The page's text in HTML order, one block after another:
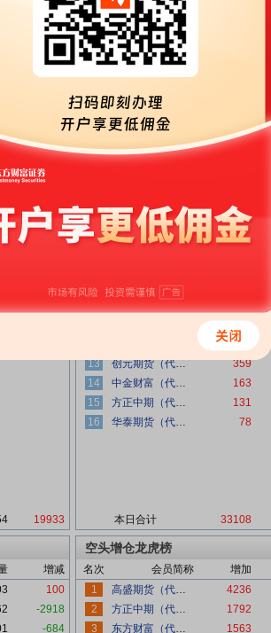
-100086
本日合计
上日合计
总量增减
8430
7636
483
-724
-279
-342
19933
名次 会员简称
1
9179
2
国泰君安（代客） 6745
5
银河期货（代客） 1940
海通期货（代客） 1854
瑞达期货（代客） 1220
9
东吴期货（代客）
10
五矿期货（代客） 747
719
581
13
创元期货（代客） 359
14
中金财富（代客） 163
15
方正中期（代客） 131
16
华泰期货（代客） 78
本日合计 33108
增减
100
-2918
-684
空头增仓龙虎榜
名次 会员简称 增加
1
高盛期货（代客） 4236
2
方正中期（代客） 1792
3
东方财富（代客） 1563